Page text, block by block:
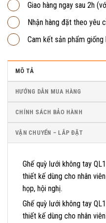
Giao hàng ngay sau 2h
Nhận hàng đặt theo yêu
Cam kết sản phẩm giống
MÔ TẢ
HƯỚNG DẪN MUA HÀNG
CHÍNH SÁCH BẢO HÀNH
VẬN CHUYỂN – LẮP ĐẶT
Ghế quỳ lưới không tay
thiết kế dùng cho nhân
họp, hội nghị.
Ghế quỳ lưới không tay
thiết kế dùng cho nhân